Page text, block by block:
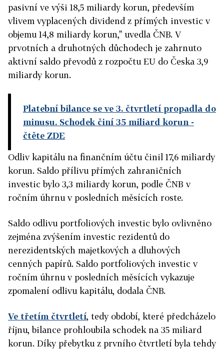
pasivní ve výši 18,5 miliardy korun, především
vlivem vyplacených dividend z přímých investic v
objemu 14,8 miliardy korun," uvedla ČNB. V
prvotních a druhotných důchodech je zahrnuto
aktivní saldo převodů z rozpočtu EU do Česka 3,9
miliardy korun.
Platební bilance se ve 3. čtvrtletí propadla do
minusu. Schodek činí 35 miliard korun -
čtěte ZDE
Odliv kapitálu na finančním účtu činil 17,6 miliardy
korun. Saldo přílivu přímých zahraničních
investic bylo 3,3 miliardy korun, podle ČNB v
ročním úhrnu v posledních měsících roste.
Saldo odlivu portfoliových investic bylo ovlivněno
zejména zvýšením investic rezidentů do
nerezidentských majetkových a dluhových
cenných papírů. Saldo portfoliových investic v
ročním úhrnu v posledních měsících vykazuje
zpomalení odlivu kapitálu, dodala ČNB.
Ve třetím čtvrtletí, tedy období, které předcházelo
říjnu, bilance prohloubila schodek na 35 miliard
korun. Díky přebytku z prvního čtvrtletí byla tehdy